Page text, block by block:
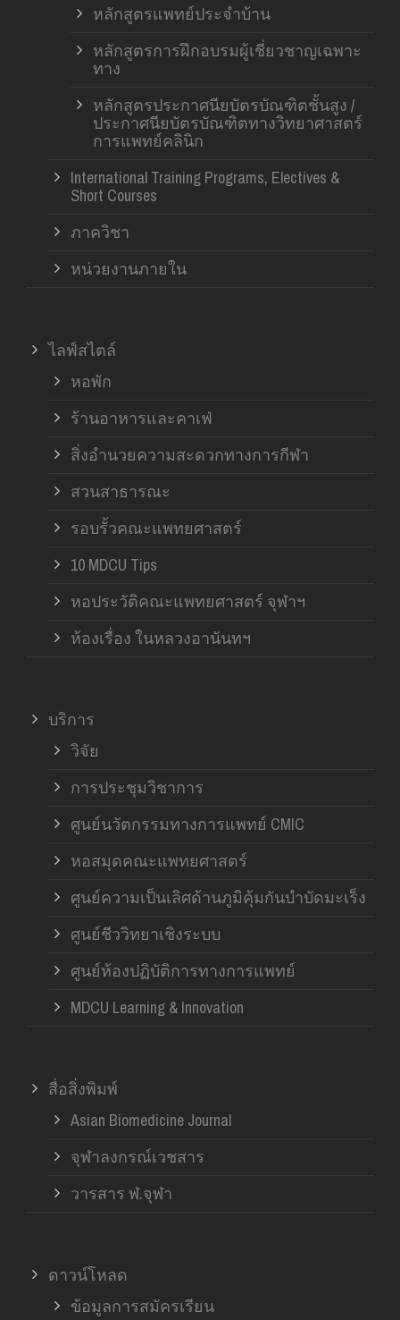
หลักสูตรแพทย์ประจำบ้าน
หลักสูตรการฝึกอบรมผู้เชี่ยวชาญเฉพาะ
ทาง
หลักสูตรประกาศนียบัตรบัณฑิตชั้นสูง /
ประกาศนียบัตรบัณฑิตทางวิทยาศาสตร์
การแพทย์คลินิก
International Training Programs, Electives &
Short Courses
ภาควิชา
หน่วยงานภายใน
ไลฟ์สไตล์
หอพัก
ร้านอาหารและคาเฟ่
สิ่งอำนวยความสะดวกทางการกีฬา
สวนสาธารณะ
รอบรั้วคณะแพทยศาสตร์
10 MDCU Tips
หอประวัติคณะแพทยศาสตร์ จุฬาฯ
ห้องเรื่อง ในหลวงอานันทฯ
บริการ
วิจัย
การประชุมวิชาการ
ศูนย์นวัตกรรมทางการแพทย์ CMIC
หอสมุดคณะแพทยศาสตร์
ศูนย์ความเป็นเลิศด้านภูมิคุ้มกันบำบัดมะเร็ง
ศูนย์ชีววิทยาเชิงระบบ
ศูนย์ห้องปฏิบัติการทางการแพทย์
MDCU Learning & Innovation
สื่อสิ่งพิมพ์
Asian Biomedicine Journal
จุฬาลงกรณ์เวชสาร
วารสาร ฬ.จุฬา
ดาวน์โหลด
ข้อมูลการสมัครเรียน